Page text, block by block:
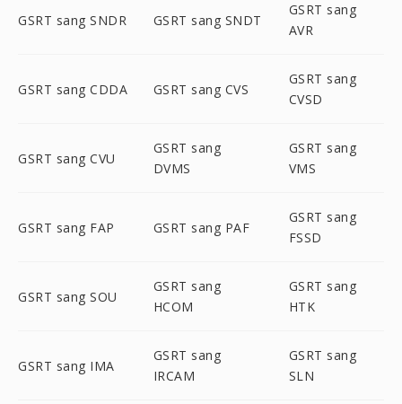
GSRT sang SNDR GSRT sang SNDT
GSRT sang
AVR
GSRT sang CDDA GSRT sang CVS
GSRT sang
CVSD
GSRT sang CVU
GSRT sang
DVMS
GSRT sang
VMS
GSRT sang FAP GSRT sang PAF
GSRT sang
FSSD
GSRT sang SOU
GSRT sang
HCOM
GSRT sang
HTK
GSRT sang IMA
GSRT sang
IRCAM
GSRT sang
SLN